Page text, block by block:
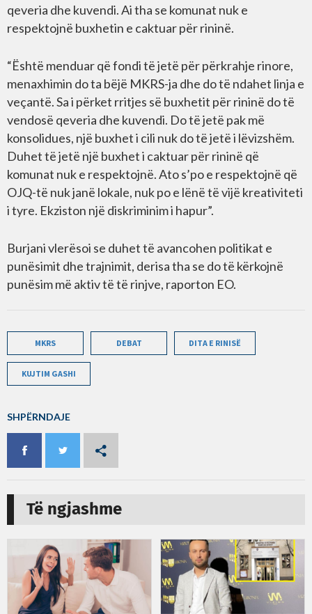
qeveria dhe kuvendi. Ai tha se komunat nuk e
respektojnë buxhetin e caktuar për rininë.
“Është menduar që fondi të jetë për përkrahje rinore,
menaxhimin do ta bëjë MKRS-ja dhe do të ndahet linja e
veçantë. Sa i përket rritjes së buxhetit për rininë do të
vendosë qeveria dhe kuvendi. Do të jetë pak më
konsolidues, një buxhet i cili nuk do të jetë i lëvizshëm.
Duhet të jetë një buxhet i caktuar për rininë që
komunat nuk e respektojnë. Ato s’po e respektojnë që
OJQ-të nuk janë lokale, nuk po e lënë të vijë kreativiteti
i tyre. Ekziston një diskriminim i hapur”.
Burjani vlerësoi se duhet të avancohen politikat e
punësimit dhe trajnimit, derisa tha se do të kërkojnë
punësim më aktiv të të rinjve, raporton EO.
MKRS DEBAT DITA E RINISË
KUJTIM GASHI
SHPËRNDAJE
Të ngjashme